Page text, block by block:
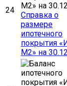
24
Cправка о
размере
ипотечного
покрытия
М2» на